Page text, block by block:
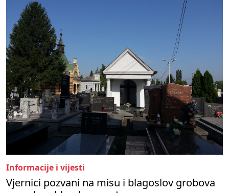
Informacije i vijesti
Vjernici pozvani na misu i blagoslov grobova